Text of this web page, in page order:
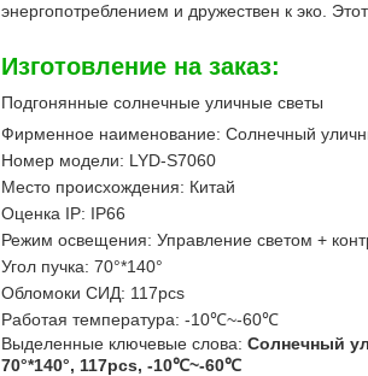
энергопотреблением и дружествен к эко. Этот
Изготовление на заказ:
Подгонянные солнечные уличные светы
Фирменное наименование: Солнечный
Номер модели: LYD-S7060
Место происхождения: Китай
Оценка IP: IP66
Режим освещения: Управление светом +
Угол пучка: 70°*140°
Обломоки СИД: 117pcs
Работая температура: -10℃~-60℃
Выделенные ключевые слова: Солнечный
70°*140°, 117pcs, -10℃~-60℃